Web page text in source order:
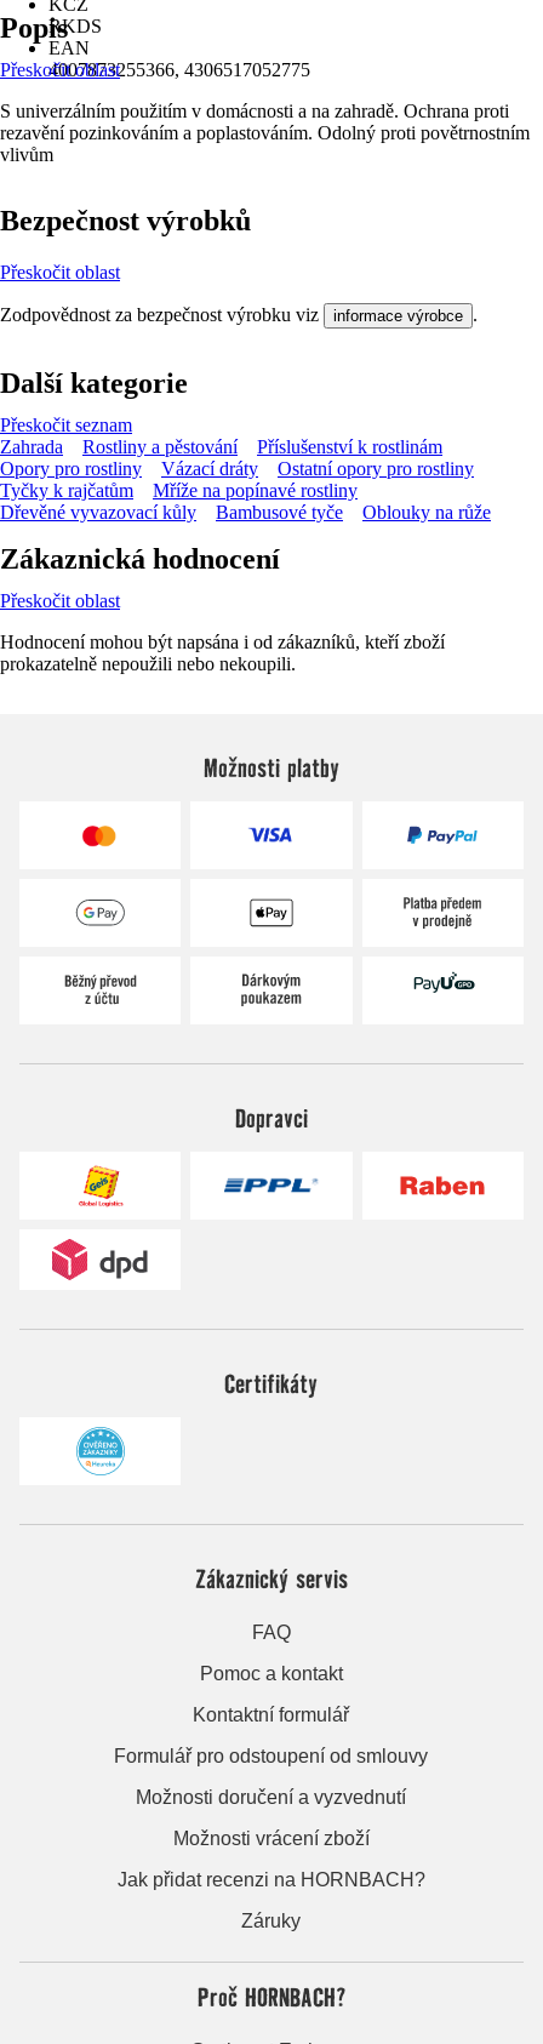
KČZ
RKDS
EAN
4007873255366, 4306517052775
Popis
Přeskočit oblast
S univerzálním použitím v domácnosti a na zahradě. Ochrana proti
rezavění pozinkováním a poplastováním. Odolný proti povětrnostním
vlivům
Bezpečnost výrobků
Přeskočit oblast
Zodpovědnost za bezpečnost výrobku viz informace výrobce .
Další kategorie
Přeskočit seznam
Zahrada
Rostliny a pěstování
Příslušenství k rostlinám
Opory pro rostliny
Vázací dráty
Ostatní opory pro rostliny
Tyčky k rajčatům
Mříže na popínavé rostliny
Dřevěné vyvazovací kůly
Bambusové tyče Oblouky na růže
Zákaznická hodnocení
Přeskočit oblast
Hodnocení mohou být napsána i od zákazníků, kteří zboží
prokazatelně nepoužili nebo nekoupili.
Možnosti platby
Dopravci
Certifikáty
Zákaznický servis
FAQ
Pomoc a kontakt
Kontaktní formulář
Formulář pro odstoupení od smlouvy
Možnosti doručení a vyzvednutí
Možnosti vrácení zboží
Jak přidat recenzi na HORNBACH?
Záruky
Proč HORNBACH?